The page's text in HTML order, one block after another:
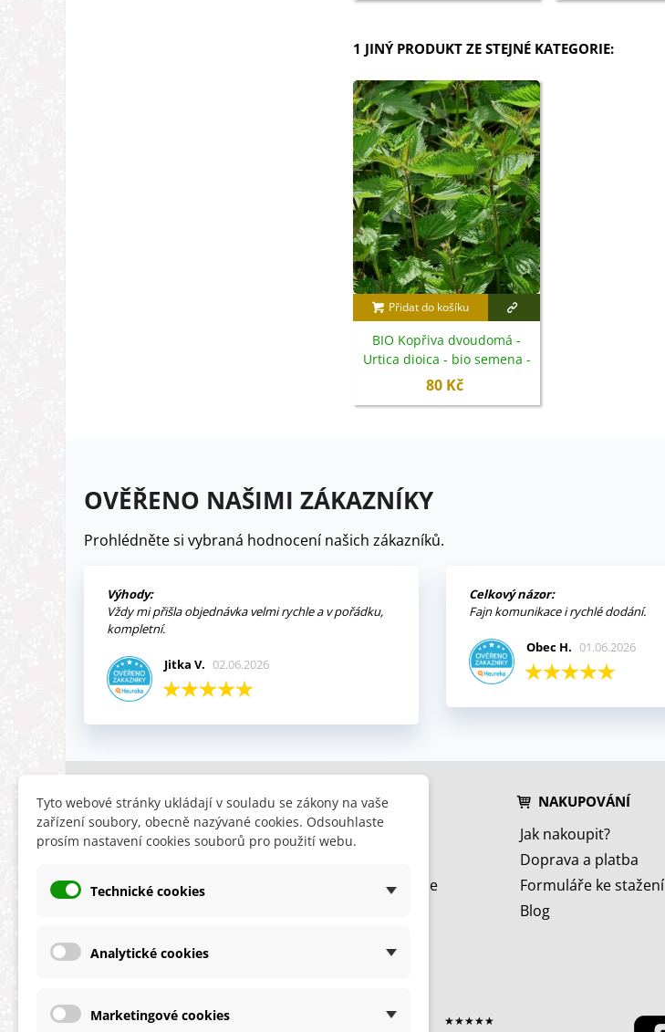
1 JINÝ PRODUKT ZE STEJNÉ KATEGORIE:
Přidat do košíku
BIO Kopřiva dvoudomá -
Urtica dioica - bio semena -
500 ks
80 Kč
OVĚŘENO NAŠIMI ZÁKAZNÍKY
Prohlédněte si vybraná hodnocení našich zákazníků.
Výhody:
Vždy mi přišla objednávka velmi rychle a v pořádku,
kompletní.
Jitka V. 02.06.2026
Celkový názor:
Fajn komunikace i rychlé dodání.
Obec H. 01.06.2026
INFORMACE
Obchodní podmínky
Ochrana osobních údajů
HLEDÁTE
Slevy
Nyní doporučujeme
NAKUPOVÁNÍ
Jak nakoupit?
Doprava a platba
Formuláře ke stažení
Blog
★★★★★
★★★★★
Tyto webové stránky ukládají v souladu se zákony na vaše
zařízení soubory, obecně nazývané cookies. Odsouhlaste
prosím nastavení cookies souborů pro použití webu.
Technické cookies
Analytické cookies
Marketingové cookies